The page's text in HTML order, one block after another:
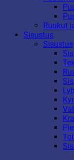
Ruukut
Sisustus
Sisustus